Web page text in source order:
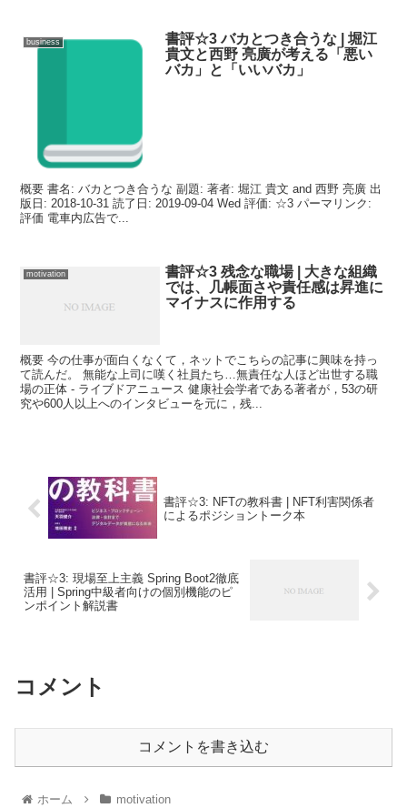
business
書評☆3 バカとつき合うな | 堀江
貴文と西野 亮廣が考える「悪い
バカ」と「いいバカ」
概要 書名: バカとつき合うな 副題: 著者: 堀江 貴文 and 西野 亮廣 出
版日: 2018-10-31 読了日: 2019-09-04 Wed 評価: ☆3 パーマリンク:
評価 電車内広告で...
motivation
書評☆3 残念な職場 | 大きな組織
では、几帳面さや責任感は昇進に
マイナスに作用する
概要 今の仕事が面白くなくて，ネットでこちらの記事に興味を持っ
て読んだ。 無能な上司に嘆く社員たち…無責任な人ほど出世する職
場の正体 - ライブドアニュース 健康社会学者である著者が，53の研
究や600人以上へのインタビューを元に，残...
書評☆3: NFTの教科書 | NFT利害関係者
によるポジショントーク本
書評☆3: 現場至上主義 Spring Boot2徹底
活用 | Spring中級者向けの個別機能のピ
ンポイント解説書
コメント
コメントを書き込む
ホーム motivation